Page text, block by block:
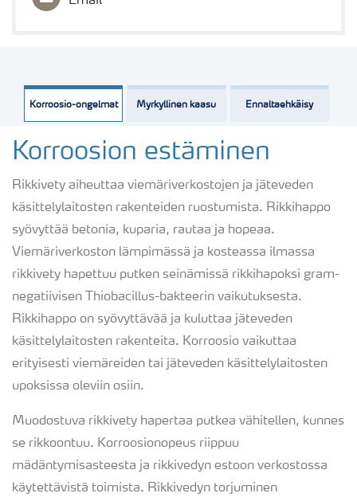
Korroosio-ongelmat Myrkyllinen kaasu Ennaltaehkäisy
Korroosion estäminen
Rikkivety aiheuttaa viemäriverkostojen ja jäteveden
käsittelylaitosten rakenteiden ruostumista. Rikkihappo
syövyttää betonia, kuparia, rautaa ja hopeaa.
Viemäriverkoston lämpimässä ja kosteassa ilmassa
rikkivety hapettuu putken seinämissä rikkihapoksi gram-
negatiivisen Thiobacillus-bakteerin vaikutuksesta.
Rikkihappo on syövyttävää ja kuluttaa jäteveden
käsittelylaitosten rakenteita. Korroosio vaikuttaa
erityisesti viemäreiden tai jäteveden käsittelylaitosten
upoksissa oleviin osiin.
Muodostuva rikkivety hapertaa putkea vähitellen, kunnes
se rikkoontuu. Korroosionopeus riippuu
mädäntymisasteesta ja rikkivedyn estoon verkostossa
käytettävistä toimista. Rikkivedyn torjuminen